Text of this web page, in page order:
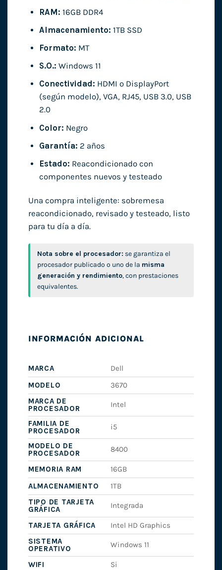
RAM: 16GB DDR4
Almacenamiento: 1TB SSD
Formato: MT
S.O.: Windows 11
Conectividad: HDMI o DisplayPort
(según modelo), VGA, RJ45, USB 3.0, USB
2.0
Color: Negro
Garantía: 2 años
Estado: Reacondicionado con
componentes nuevos y testeado
Una compra inteligente: sobremesa
reacondicionado, revisado y testeado, listo
para tu día a día.
Nota sobre el procesador: se garantiza el
procesador publicado o uno de la misma
generación y rendimiento, con prestaciones
equivalentes.
INFORMACIÓN ADICIONAL
MARCA
Dell
MODELO
3670
MARCA DE
PROCESADOR
Intel
FAMILIA DE
PROCESADOR
i5
MODELO DE
PROCESADOR
8400
MEMORIA RAM
16GB
ALMACENAMIENTO
1TB
TIPO DE TARJETA
GRÁFICA
Integrada
TARJETA GRÁFICA
Intel HD Graphics
SISTEMA
OPERATIVO
Windows 11
WIFI
Si